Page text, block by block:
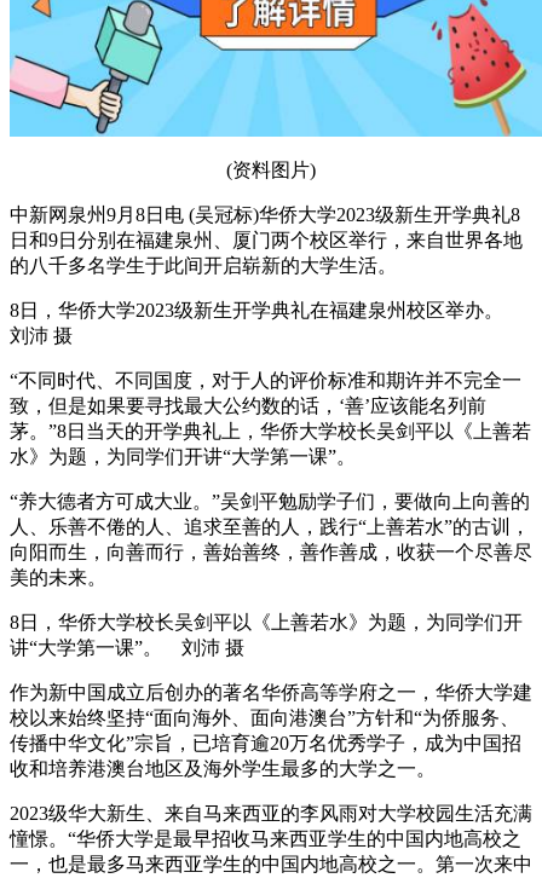
(资料图片)
中新网泉州9月8日电 (吴冠标)华侨大学2023级新生开学典礼8
日和9日分别在福建泉州、厦门两个校区举行，来自世界各地
的八千多名学生于此间开启崭新的大学生活。
8日，华侨大学2023级新生开学典礼在福建泉州校区举办。
刘沛 摄
“不同时代、不同国度，对于人的评价标准和期许并不完全一
致，但是如果要寻找最大公约数的话，‘善’应该能名列前
茅。”8日当天的开学典礼上，华侨大学校长吴剑平以《上善若
水》为题，为同学们开讲“大学第一课”。
“养大德者方可成大业。”吴剑平勉励学子们，要做向上向善的
人、乐善不倦的人、追求至善的人，践行“上善若水”的古训，
向阳而生，向善而行，善始善终，善作善成，收获一个尽善尽
美的未来。
8日，华侨大学校长吴剑平以《上善若水》为题，为同学们开
讲“大学第一课”。 刘沛 摄
作为新中国成立后创办的著名华侨高等学府之一，华侨大学建
校以来始终坚持“面向海外、面向港澳台”方针和“为侨服务、
传播中华文化”宗旨，已培育逾20万名优秀学子，成为中国招
收和培养港澳台地区及海外学生最多的大学之一。
2023级华大新生、来自马来西亚的李风雨对大学校园生活充满
憧憬。“华侨大学是最早招收马来西亚学生的中国内地高校之
一，也是最多马来西亚学生的中国内地高校之一。第一次来中